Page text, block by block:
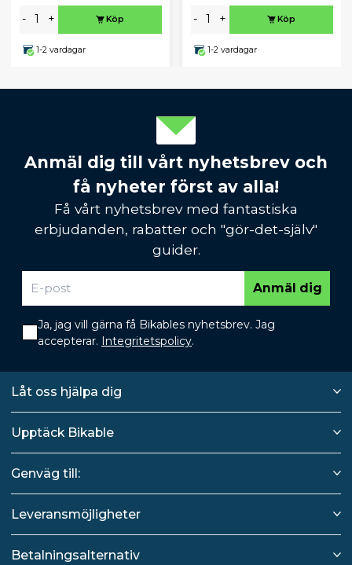
- + Köp
1-2 vardagar
- + Köp
1-2 vardagar
Anmäl dig till vårt nyhetsbrev och
få nyheter först av alla!
Få vårt nyhetsbrev med fantastiska
erbjudanden, rabatter och "gör-det-själv"
guider.
Anmäl dig
Ja, jag vill gärna få Bikables nyhetsbrev. Jag
accepterar. Integritetspolicy.
Låt oss hjälpa dig
Upptäck Bikable
Genväg till:
Leveransmöjligheter
Betalningsalternativ